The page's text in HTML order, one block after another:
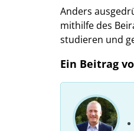
Anders
mithilfe des
studieren und
Ein Beitrag